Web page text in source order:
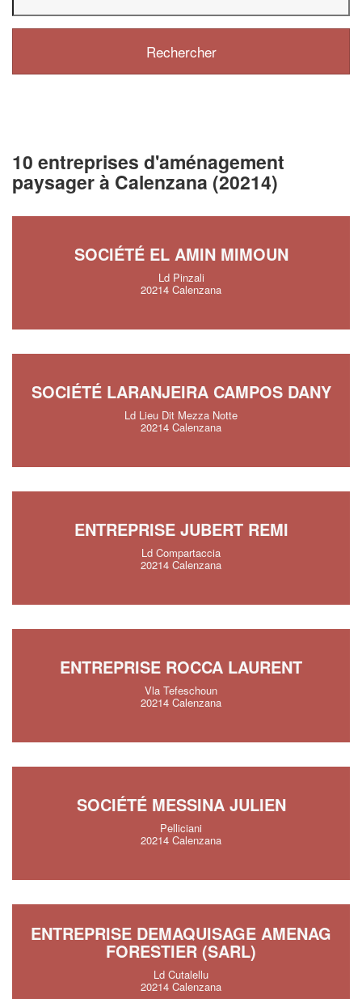
10 entreprises d'aménagement
paysager à Calenzana (20214)
SOCIÉTÉ EL AMIN MIMOUN
Ld Pinzali
20214 Calenzana
SOCIÉTÉ LARANJEIRA CAMPOS DANY
Ld Lieu Dit Mezza Notte
20214 Calenzana
ENTREPRISE JUBERT REMI
Ld Compartaccia
20214 Calenzana
ENTREPRISE ROCCA LAURENT
Vla Tefeschoun
20214 Calenzana
SOCIÉTÉ MESSINA JULIEN
Pelliciani
20214 Calenzana
ENTREPRISE DEMAQUISAGE AMENAG
FORESTIER (SARL)
Ld Cutalellu
20214 Calenzana